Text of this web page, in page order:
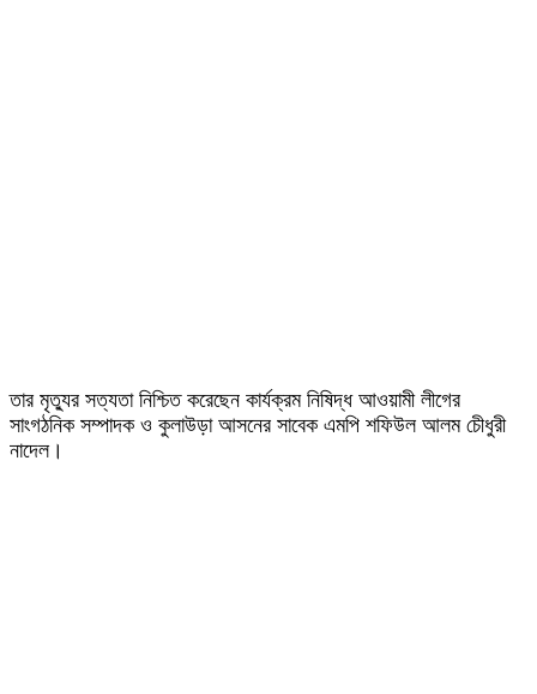
তার মৃত্যুর সত্যতা নিশ্চিত করেছেন কার্যক্রম নিষিদ্ধ আওয়ামী লীগের
সাংগঠনিক সম্পাদক ও কুলাউড়া আসনের সাবেক এমপি শফিউল আলম চেীধুরী
নাদেল।